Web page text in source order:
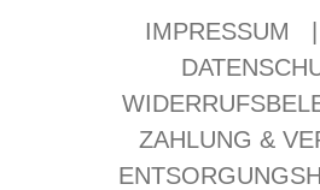
IMPRESSUM
ZAHLUNG &